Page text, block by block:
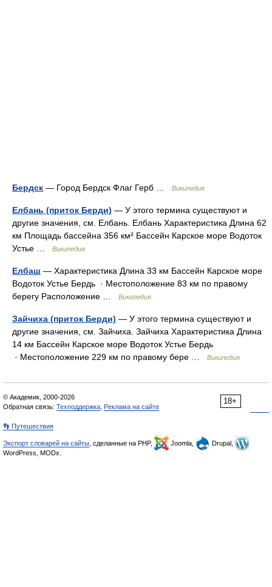
Бердск — Город Бердск Флаг Герб … Википедия
Елбань (приток Берди) — У этого термина существуют и
другие значения, см. Елбань. Елбань Характеристика Длина 62
км Площадь бассейна 356 км² Бассейн Карское море Водоток
Устье …
Википедия
Елбаш — Характеристика Длина 33 км Бассейн Карское море
Водоток Устье Бердь · Местоположение 83 км по правому
берегу Расположение …
Википедия
Зайчиха (приток Берди) — У этого термина существуют и
другие значения, см. Зайчиха. Зайчиха Характеристика Длина
14 км Бассейн Карское море Водоток Устье Бердь
· Местоположение 229 км по правому бере …
Википедия
18+
© Академик, 2000-2026
Обратная связь: Техподдержка Реклама на сайте
👣 Путешествия
Экспорт словарей на сайты , сделанные на PHP, Joomla,
Drupal,
WordPress, MODx.